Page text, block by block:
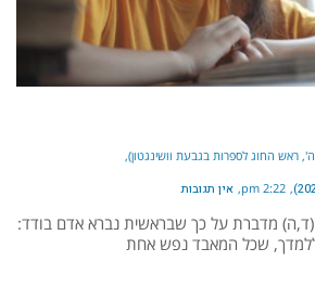
ראש החוג לספרות בגבעת וושינגטון)
2:22 pm אין תגובות
מדברת על כך שבראשית נברא אדם בודד:
ללמדך, שכל המאבד נפש אחת